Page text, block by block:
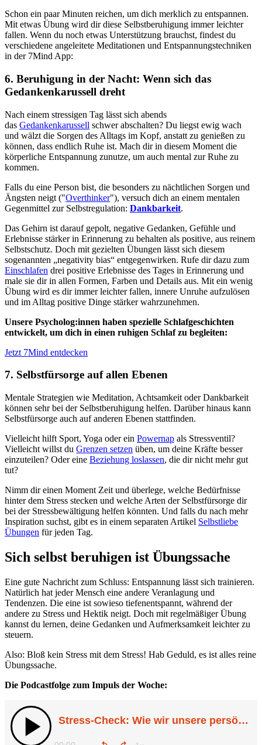
Schon ein paar Minuten reichen, um dich merklich zu entspannen.
Mit etwas Übung wird dir diese Selbstberuhigung immer leichter
fallen. Wenn du noch etwas Unterstützung brauchst, findest du
verschiedene angeleitete Meditationen und Entspannungstechniken
in der 7Mind App:
6. Beruhigung in der Nacht: Wenn sich das
Gedankenkarussell dreht
Nach einem stressigen Tag lässt sich abends
das Gedankenkarussell schwer abschalten? Du liegst ewig wach
und wälzt die Sorgen des Alltags im Kopf, anstatt zu genießen zu
können, dass endlich Ruhe ist. Mach dir in diesem Moment die
körperliche Entspannung zunutze, um auch mental zur Ruhe zu
kommen.
Falls du eine Person bist, die besonders zu nächtlichen Sorgen und
Ängsten neigt ("Overthinker"), versuch dich an einem mentalen
Gegenmittel zur Selbstregulation: Dankbarkeit.
Das Gehirn ist darauf gepolt, negative Gedanken, Gefühle und
Erlebnisse stärker in Erinnerung zu behalten als positive, aus reinem
Selbstschutz. Doch mit gezielten Übungen lässt sich diesem
sogenannten „negativity bias“ entgegenwirken. Rufe dir dazu zum
Einschlafen drei positive Erlebnisse des Tages in Erinnerung und
male sie dir in allen Formen, Farben und Details aus. Mit ein wenig
Übung wird es dir immer leichter fallen, innere Unruhe aufzulösen
und im Alltag positive Dinge stärker wahrzunehmen.
Unsere Psycholog:innen haben spezielle Schlafgeschichten
entwickelt, um dich in einen ruhigen Schlaf zu begleiten:
Jetzt 7Mind entdecken
7. Selbstfürsorge auf allen Ebenen
Mentale Strategien wie Meditation, Achtsamkeit oder Dankbarkeit
können sehr bei der Selbstberuhigung helfen. Darüber hinaus kann
Selbstfürsorge auch auf anderen Ebenen stattfinden.
Vielleicht hilft Sport, Yoga oder ein Powernap als Stressventil?
Vielleicht willst du Grenzen setzen üben, um deine Kräfte besser
einzuteilen? Oder eine Beziehung loslassen, die dir nicht mehr gut
tut?
Nimm dir einen Moment Zeit und überlege, welche Bedürfnisse
hinter dem Stress stecken und welche Arten der Selbstfürsorge dir
bei der Stressbewältigung helfen könnten. Und falls du nach mehr
Inspiration suchst, gibt es in einem separaten Artikel Selbstliebe
Übungen für jeden Tag.
Sich selbst beruhigen ist Übungssache
Eine gute Nachricht zum Schluss: Entspannung lässt sich trainieren.
Natürlich hat jeder Mensch eine andere Veranlagung und
Tendenzen. Die eine ist sowieso tiefenentspannt, während der
andere zu Stress und Hektik neigt. Doch mit regelmäßiger Übung
kannst du lernen, deine Gedanken und Aufmerksamkeit leichter zu
steuern.
Also: Bloß kein Stress mit dem Stress! Hab Geduld, es ist alles reine
Übungssache.
Die Podcastfolge zum Impuls der Woche: